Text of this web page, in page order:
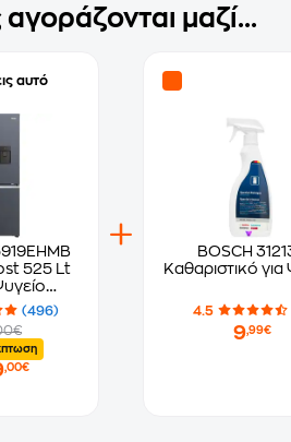
μαζί...
αυτό
525 Lt
(496)
,00€
BOSCH
Καθαριστικό για
4.5
9,99€